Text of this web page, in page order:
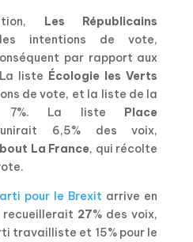
Les Républicains
intentions de vote,
par rapport aux
liste Écologie les Verts
de vote, et la liste de la
La liste Place
6,5% des voix,
La France, qui récolte
pour le Brexit arrive en
27% des voix,
travailliste et 15% pour le